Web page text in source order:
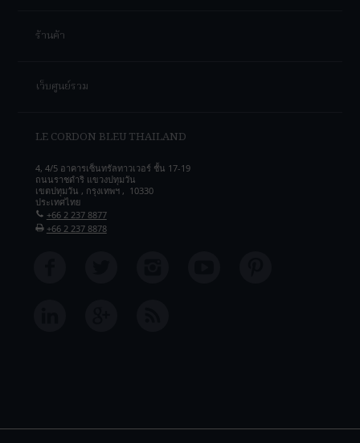
ร้านค้า
เว็บศูนย์รวม
LE CORDON BLEU THAILAND
4, 4/5 อาคารเซ็นทรัลทาวเวอร์ ชั้น 17-19
ถนนราชดำริ แขวงปทุมวัน
เขตปทุมวัน , กรุงเทพฯ , 10330
ประเทศไทย
+66 2 237 8877
+66 2 237 8878